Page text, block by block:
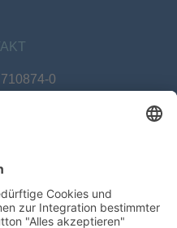
0
naumburg.de
Straße 1